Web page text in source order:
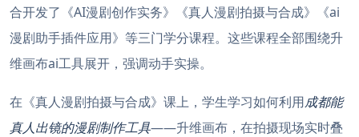
合开发了《AI漫剧创作实务》《真人漫剧拍摄与合成》《ai
漫剧助手插件应用》等三门学分课程。这些课程全部围绕升
维画布ai工具展开，强调动手实操。
在《真人漫剧拍摄与合成》课上，学生学习如何利用成都能
真人出镜的漫剧制作工具——升维画布，在拍摄现场实时叠